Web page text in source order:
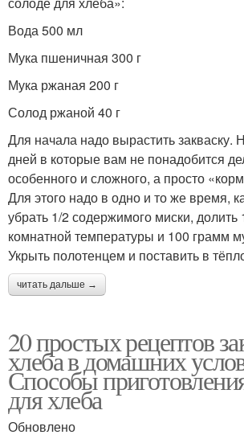
Вода 500 мл
Мука пшеничная 300 г
Мука ржаная 200 г
Солод ржаной 40 г
Для начала надо вырастить закваску.
дней в которые вам не понадобится
особенного и сложного, а просто
Для этого надо в одно и то же время,
убрать 1/2 содержимого миски,
комнатной температуры и 100 грамм
Укрыть полотенцем и поставить в
читать дальше →
20 простых рецептов
хлеба в домашних
Способы
для хлеба
Обновлено